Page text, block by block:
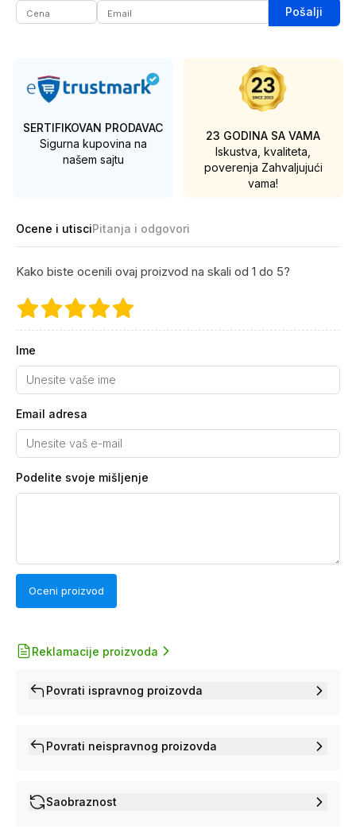
Pošalji
SERTIFIKOVAN PRODAVAC
Sigurna kupovina na
našem sajtu
23 GODINA SA VAMA
Iskustva, kvaliteta,
poverenja Zahvaljujući
vama!
Ocene i utisciPitanja i odgovori
Kako biste ocenili ovaj proizvod na skali od 1 do 5?
Ime
Email adresa
Podelite svoje mišljenje
Oceni proizvod
Reklamacije proizvoda
Povrati ispravnog proizovda
Povrati neispravnog proizovda
Saobraznost